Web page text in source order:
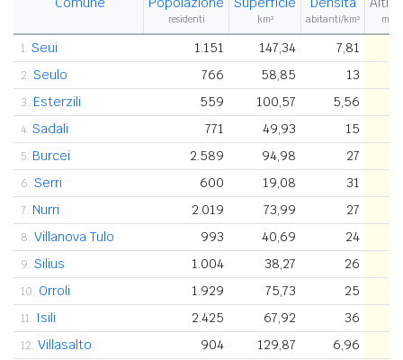
residenti km² abitanti/km² m
1. Seui 1.151 147,34 7,81
2. Seulo 766 58,85 13
3. Esterzili 559 100,57 5,56
4. Sadali 771 49,93 15
5. Burcei 2.589 94,98 27
6. Serri 600 19,08 31
7. Nurri 2.019 73,99 27
8. Villanova Tulo 993 40,69 24
9. Silius 1.004 38,27 26
10. Orroli 1.929 75,73 25
11. Isili 2.425 67,92 36
12. Villasalto 904 129,87 6,96